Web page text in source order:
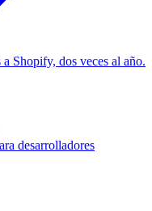
Shopify, dos veces al año.
desarrolladores